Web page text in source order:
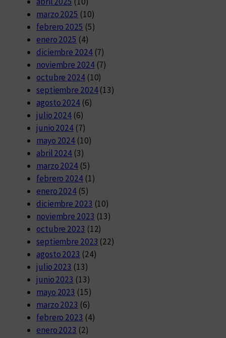
marzo 2025 (10)
febrero 2025 (5)
enero 2025 (4)
diciembre 2024(7)
noviembre 2024(7)
octubre 2024(10)
septiembre 2024(13)
agosto 2024(6)
julio 2024 (6)
junio 2024 (7)
mayo 2024 (10)
abril 2024 (3)
marzo 2024 (5)
febrero 2024(1)
enero 2024 (5)
diciembre 2023 (10)
noviembre 2023 (13)
octubre 2023 (12)
septiembre 2023 (22)
agosto 2023 (24)
julio 2023 (13)
junio 2023 (13)
mayo 2023 (15)
marzo 2023 (6)
febrero 2023 (4)
enero 2023 (2)